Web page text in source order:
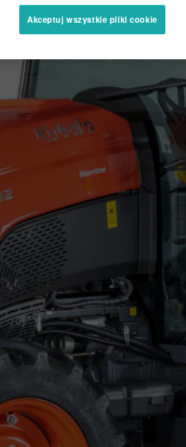
Akceptuj wszystkie pliki cookie